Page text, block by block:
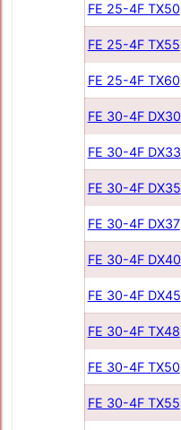
FE 25-4F TX50
FE 25-4F TX55
FE 25-4F TX60
FE 30-4F DX30
FE 30-4F DX33
FE 30-4F DX35
FE 30-4F DX37
FE 30-4F DX40
FE 30-4F DX45
FE 30-4F TX48
FE 30-4F TX50
FE 30-4F TX55